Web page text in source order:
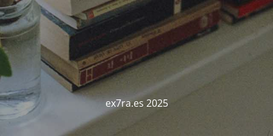
ex7ra.es 2025